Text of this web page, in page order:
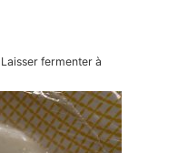
fermenter à